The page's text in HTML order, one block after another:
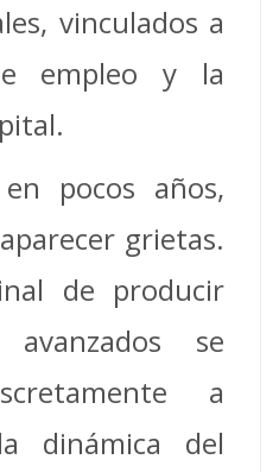
vinculados a
empleo y la
pocos años,
grietas.
de producir
se
a
dinámica del